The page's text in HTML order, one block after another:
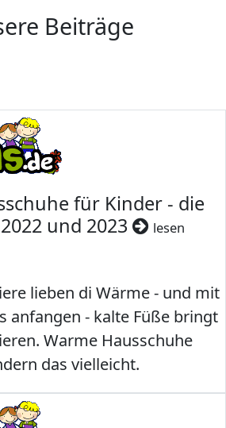
Beiträge
für Kinder - die
und 2023
lesen
lieben di Wärme - und mit
anfangen - kalte Füße bringt
Warme Hausschuhe
das vielleicht.